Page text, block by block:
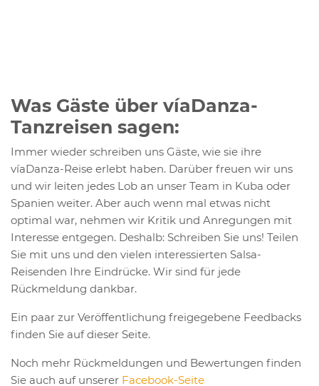
Was Gäste über víaDanza-
Tanzreisen sagen:
Immer wieder schreiben uns Gäste, wie sie ihre
víaDanza-Reise erlebt haben. Darüber freuen wir uns
und wir leiten jedes Lob an unser Team in Kuba oder
Spanien weiter. Aber auch wenn mal etwas nicht
optimal war, nehmen wir Kritik und Anregungen mit
Interesse entgegen. Deshalb: Schreiben Sie uns! Teilen
Sie mit uns und den vielen interessierten Salsa-
Reisenden Ihre Eindrücke. Wir sind für jede
Rückmeldung dankbar.
Ein paar zur Veröffentlichung freigegebene Feedbacks
finden Sie auf dieser Seite.
Noch mehr Rückmeldungen und Bewertungen finden
Sie auch auf unserer Facebook-Seite